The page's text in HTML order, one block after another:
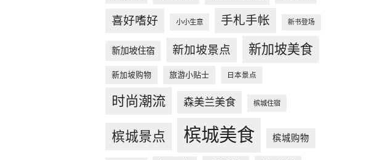
喜好嗜好 小小生意 手札手帐 新书登场
新加坡住宿 新加坡景点 新加坡美食
新加坡购物 旅游小贴士 日本景点
时尚潮流 森美兰美食 槟城住宿
槟城景点 槟城美食 槟城购物